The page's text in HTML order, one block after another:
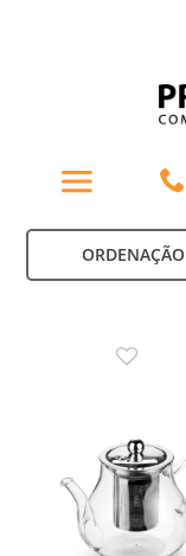
ORDENAÇÃO